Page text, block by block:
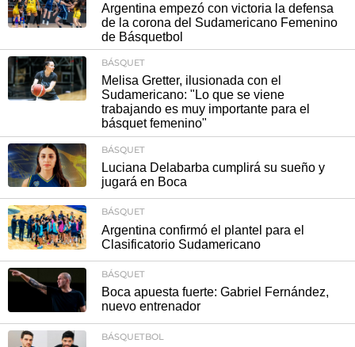
Argentina empezó con victoria la defensa
de la corona del Sudamericano Femenino
de Básquetbol
BÁSQUET
Melisa Gretter, ilusionada con el
Sudamericano: "Lo que se viene
trabajando es muy importante para el
básquet femenino"
BÁSQUET
Luciana Delabarba cumplirá su sueño y
jugará en Boca
BÁSQUET
Argentina confirmó el plantel para el
Clasificatorio Sudamericano
BÁSQUET
Boca apuesta fuerte: Gabriel Fernández,
nuevo entrenador
BÁSQUETBOL